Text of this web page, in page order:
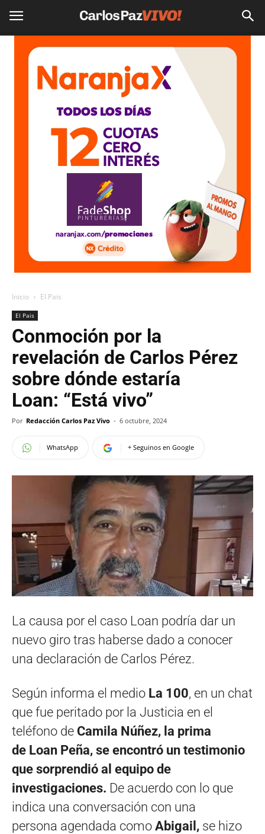
Inicio El Pais
El Pais
Conmoción por la
revelación de Carlos Pérez
sobre dónde estaría
Loan: “Está vivo”
Por Redacción Carlos Paz Vivo - 6 octubre, 2024
WhatsApp + Seguinos en Google
La causa por el caso Loan podría dar un
nuevo giro tras haberse dado a conocer
una declaración de Carlos Pérez.
Según informa el medio La 100, en un chat
que fue peritado por la Justicia en el
teléfono de Camila Núñez, la prima
de Loan Peña, se encontró un testimonio
que sorprendió al equipo de
investigaciones. De acuerdo con lo que
indica una conversación con una
persona agendada como Abigail, se hizo